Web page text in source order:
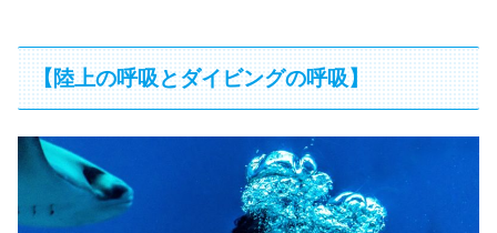
【陸上の呼吸とダイビングの呼吸】